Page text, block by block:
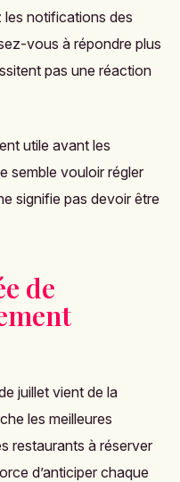
les notifications des
vous à répondre plus
pas une réaction
utile avant les
semble vouloir régler
signifie pas devoir être
de
juillet vient de la
les meilleures
restaurants à réserver
d’anticiper chaque